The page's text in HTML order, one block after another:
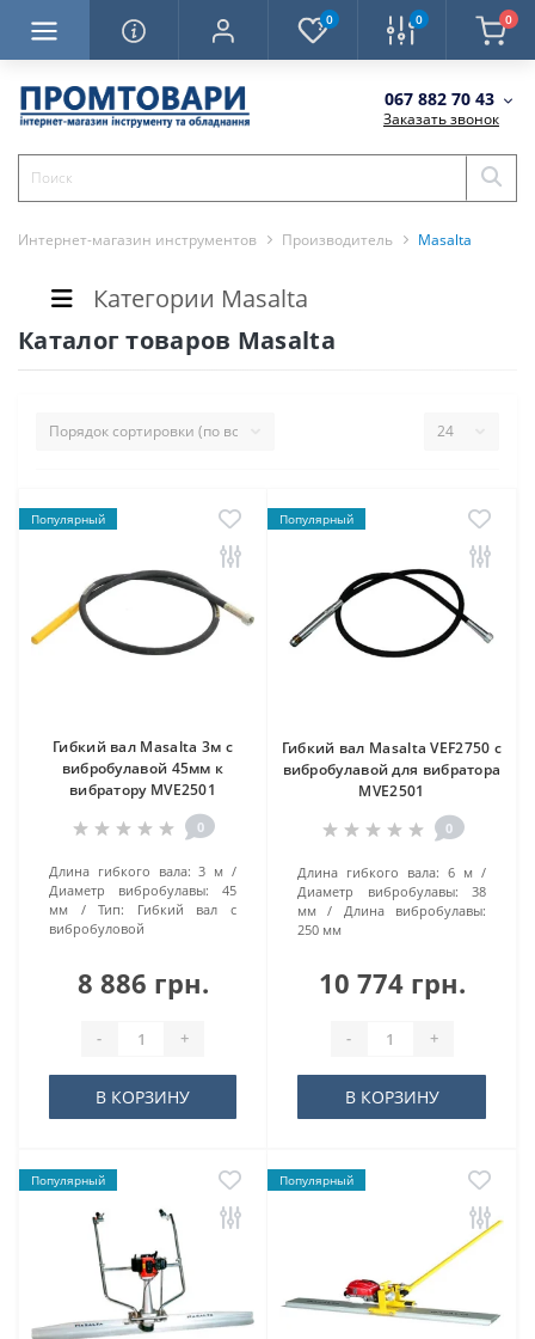
0 0 0
067 882 70 43
Заказать звонок
Интернет-магазин инструментов Производитель Masalta
Категории Masalta
Каталог товаров Masalta
Популярный
Гибкий вал Masalta 3м с
вибробулавой 45мм к
вибратору MVE2501
0
Длина гибкого вала: 3 м
Диаметр вибробулавы:
45
мм
Тип:
Гибкий вал с
вибробуловой
8 886 грн.
- +
В КОРЗИНУ
Популярный
Гибкий вал Masalta VEF2750 с
вибробулавой для вибратора
MVE2501
0
Длина гибкого вала: 6 м
Диаметр вибробулавы:
38
мм
Длина вибробулавы:
250 мм
10 774 грн.
- +
В КОРЗИНУ
Популярный Популярный